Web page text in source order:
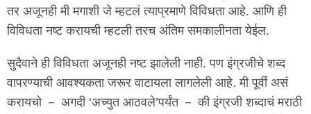
तर अजूनही मी मगाशी जे म्हटलं त्याप्रमाणे विविधता आहे. आणि ही
विविधता नष्ट करायची म्हटली तरच अंतिम समकालीनता येईल.
सुदैवाने ही विविधता अजूनही नष्ट झालेली नाही. पण इंग्रजीचे शब्द
वापरण्याची आवश्यकता जरूर वाटायला लागलेली आहे. मी पूर्वी असं
करायचो － अगदी ‘अच्युत आठवले’पर्यंत － की इंग्रजी शब्दाचं मराठी